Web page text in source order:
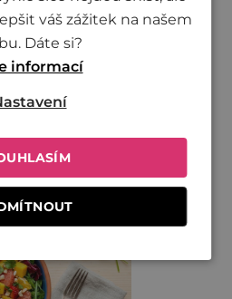
váš zážitek na našem
Dáte si?
informací